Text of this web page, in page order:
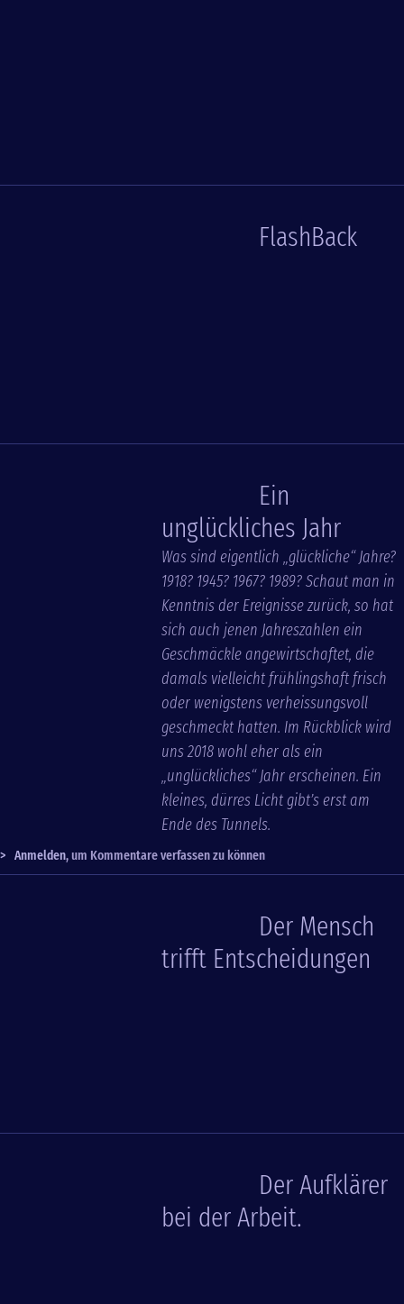
FlashBack
Ein
unglückliches Jahr
Was sind eigentlich „glückliche“ Jahre?
1918? 1945? 1967? 1989? Schaut man in
Kenntnis der Ereignisse zurück, so hat
sich auch jenen Jahreszahlen ein
Geschmäckle angewirtschaftet, die
damals vielleicht frühlingshaft frisch
oder wenigstens verheissungsvoll
geschmeckt hatten. Im Rückblick wird
uns 2018 wohl eher als ein
„unglückliches“ Jahr erscheinen. Ein
kleines, dürres Licht gibt’s erst am
Ende des Tunnels.
> Anmelden, um Kommentare verfassen zu können
Der Mensch
trifft Entscheidungen
Der Aufklärer
bei der Arbeit.